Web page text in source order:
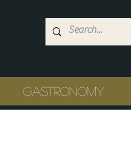
Gastronomy